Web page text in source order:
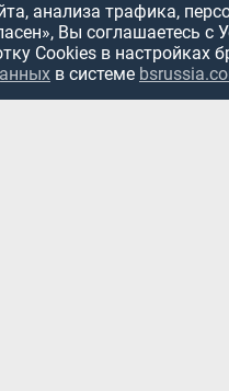
анализа трафика,
Вы соглашаетесь
Cookies в настройках
в системе